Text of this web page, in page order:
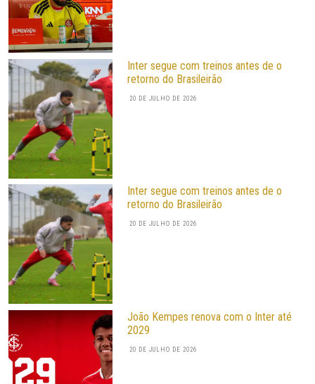
Inter segue com treinos antes de o
retorno do Brasileirão
20 DE JULHO DE 2026
Inter segue com treinos antes de o
retorno do Brasileirão
20 DE JULHO DE 2026
João Kempes renova com o Inter até
2029
20 DE JULHO DE 2026